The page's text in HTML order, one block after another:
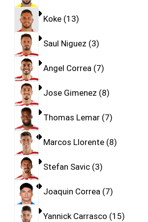
Koke 13
Saul Niguez 3
Angel Correa 7
Jose Gimenez 8
Thomas Lemar 7
Marcos Llorente 8
Stefan Savic 3
Joaquin Correa 7
Yannick Carrasco 15